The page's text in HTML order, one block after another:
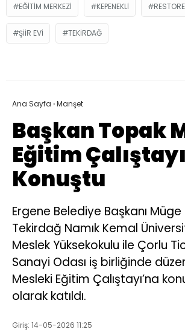
EĞITIM MERKEZI KEPENEKLI RESTORE
ŞIIR EVI TEKIRDAĞ
Ana Sayfa ›Manşet
Başkan Topak
Eğitim
Konuştu
Ergene Belediye Başkanı Müge
Tekirdağ Namık Kemal
Meslek Yüksekokulu ile Çorlu
Sanayi Odası iş birliğinde
Mesleki Eğitim Çalıştayı’na
olarak katıldı.
Giriş: 14-05-2026 11:25